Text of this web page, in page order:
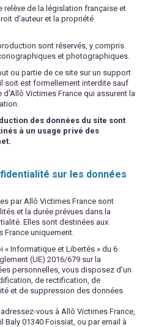
relève de la législation française et
d’auteur et la propriété
sont réservés, y compris
et photographiques.
ou partie de ce site sur un support
soit est formellement interdite sauf
Victimes France qui assurent la
des données du site sont
à un usage privé des
sur les données
par Allô Victimes France sont
et la durée prévues dans la
Elles sont destinées aux
France uniquement.
« Informatique et Libertés » du 6
(UE) 2016/679 sur la
personnelles, vous disposez d’un
de rectification, de
et de suppression des données
vous à Allô Victimes France,
Baly 01340 Foissiat, ou par email à